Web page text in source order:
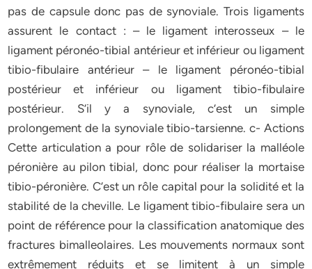
pas de capsule donc pas de synoviale. Trois ligaments
assurent le contact : – le ligament interosseux – le
ligament péronéo-tibial antérieur et inférieur ou ligament
tibio-fibulaire antérieur – le ligament péronéo-tibial
postérieur et inférieur ou ligament tibio-fibulaire
postérieur. S’il y a synoviale, c’est un simple
prolongement de la synoviale tibio-tarsienne. c- Actions
Cette articulation a pour rôle de solidariser la malléole
péronière au pilon tibial, donc pour réaliser la mortaise
tibio-péronière. C’est un rôle capital pour la solidité et la
stabilité de la cheville. Le ligament tibio-fibulaire sera un
point de référence pour la classification anatomique des
fractures bimalleolaires. Les mouvements normaux sont
extrêmement réduits et se limitent à un simple